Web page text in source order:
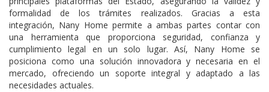
formalidad de los trámites realizados. Gracias a esta
integración, Nany Home permite a ambas partes contar con
una herramienta que proporciona seguridad, confianza y
cumplimiento legal en un solo lugar. Así, Nany Home se
posiciona como una solución innovadora y necesaria en el
mercado, ofreciendo un soporte integral y adaptado a las
necesidades actuales.